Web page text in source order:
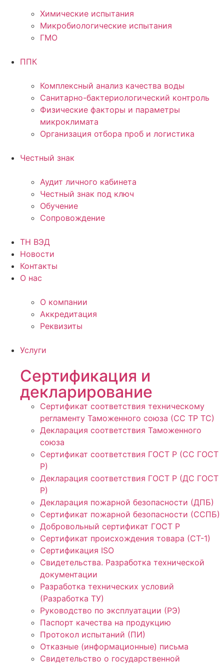
Химические испытания
Микробиологические испытания
ГМО
ППК
Комплексный анализ качества воды
Санитарно-бактериологический контроль
Физические факторы и параметры
микроклимата
Организация отбора проб и логистика
Честный знак
Аудит личного кабинета
Честный знак под ключ
Обучение
Сопровождение
ТН ВЭД
Новости
Контакты
О нас
О компании
Аккредитация
Реквизиты
Услуги
Сертификация и
декларирование
Сертификат соответствия техническому
регламенту Таможенного союза (СС ТР ТС)
Декларация соответствия Таможенного
союза
Сертификат соответствия ГОСТ Р (СС ГОСТ
Р)
Декларация соответствия ГОСТ Р (ДС ГОСТ
Р)
Декларация пожарной безопасности (ДПБ)
Сертификат пожарной безопасности (ССПБ)
Добровольный сертификат ГОСТ Р
Сертификат происхождения товара (СТ-1)
Сертификация ISO
Свидетельства. Разработка технической
документации
Разработка технических условий
(Разработка ТУ)
Руководство по эксплуатации (РЭ)
Паспорт качества на продукцию
Протокол испытаний (ПИ)
Отказные (информационные) письма
Свидетельство о государственной